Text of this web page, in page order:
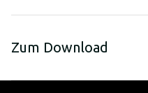
Zum Download